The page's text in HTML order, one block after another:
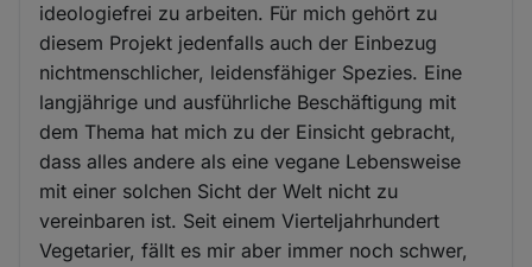
ideologiefrei zu arbeiten. Für mich gehört zu
diesem Projekt jedenfalls auch der Einbezug
nichtmenschlicher, leidensfähiger Spezies. Eine
langjährige und ausführliche Beschäftigung mit
dem Thema hat mich zu der Einsicht gebracht,
dass alles andere als eine vegane Lebensweise
mit einer solchen Sicht der Welt nicht zu
vereinbaren ist. Seit einem Vierteljahrhundert
Vegetarier, fällt es mir aber immer noch schwer,